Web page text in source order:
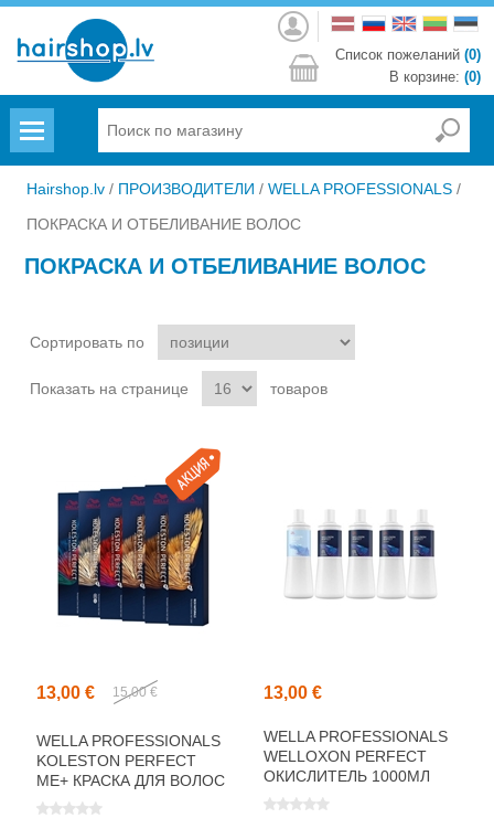
Войти
Список пожеланий (0)
В корзине: (0)
Hairshop.lv / ПРОИЗВОДИТЕЛИ / WELLA PROFESSIONALS /
ПОКРАСКА И ОТБЕЛИВАНИЕ ВОЛОС
ПОКРАСКА И ОТБЕЛИВАНИЕ ВОЛОС
Сортировать по
Показать на странице товаров
13,00 € 15,00 €
WELLA PROFESSIONALS
KOLESTON PERFECT
ME+ КРАСКА ДЛЯ ВОЛОС
60МЛ
13,00 €
WELLA PROFESSIONALS
WELLOXON PERFECT
ОКИСЛИТЕЛЬ 1000МЛ